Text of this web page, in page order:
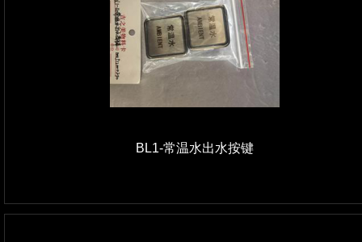
BL1-常温水出水按键